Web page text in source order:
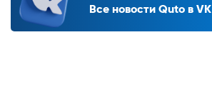
Все новости Quto в VK